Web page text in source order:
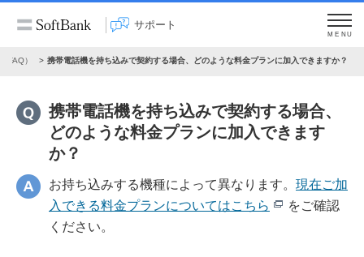
サポート
MENU
FAQ） 携帯電話機を持ち込みで契約する場合、どのような料金プランに加入できますか？
携帯電話機を持ち込みで契約する場合、
どのような料金プランに加入できます
か？
お持ち込みする機種によって異なります。 現在ご加
入できる料金プランについてはこちら
をご確認
ください。